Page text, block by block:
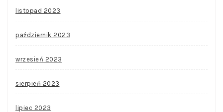
listopad 2023
październik 2023
wrzesień 2023
sierpień 2023
lipiec 2023